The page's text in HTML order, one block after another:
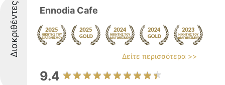
Διακριθέντες Ennodia Cafe
Δείτε περισσότερα >>
9.4